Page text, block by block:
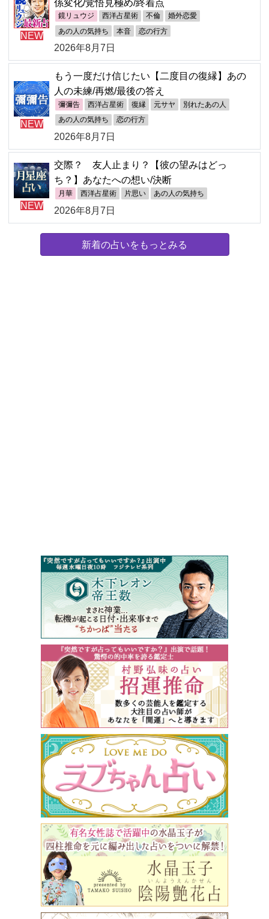
NEW
係変化/覚悟見極め/終着点
鏡リュウジ 西洋占星術 不倫 婚外恋愛
あの人の気持ち 本音 恋の行方
2026年8月7日
NEW
もう一度だけ信じたい【二度目の復縁】あの
人の未練/再燃/最後の答え
彌彌告 西洋占星術 復縁 元サヤ 別れたあの人
あの人の気持ち 恋の行方
2026年8月7日
NEW
交際？ 友人止まり？【彼の望みはどっ
ち？】あなたへの想い/決断
月華 西洋占星術 片思い あの人の気持ち
2026年8月7日
新着の占いをもっとみる